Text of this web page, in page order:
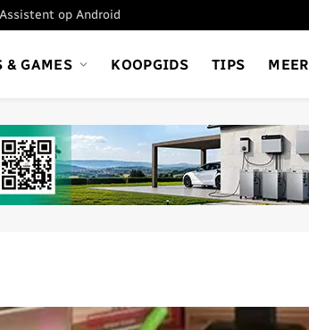
op Android
& GAMES KOOPGIDS TIPS MEER